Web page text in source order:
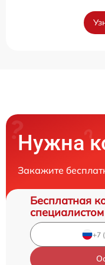
Нужна
Закажите
Бесплатная
специалистом